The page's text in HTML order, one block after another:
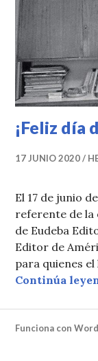
¡Feliz día
17 JUNIO 2020
El 17 de junio
referente de
de Eudeba
Editor de
para quienes
Continúa
Funciona con